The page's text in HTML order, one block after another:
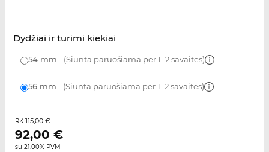
Dydžiai ir turimi kiekiai
54 mm (Siunta paruošiama per 1–2 savaites)
56 mm (Siunta paruošiama per 1–2 savaites)
RK 115,00 €
92,00 €
su 21.00% PVM